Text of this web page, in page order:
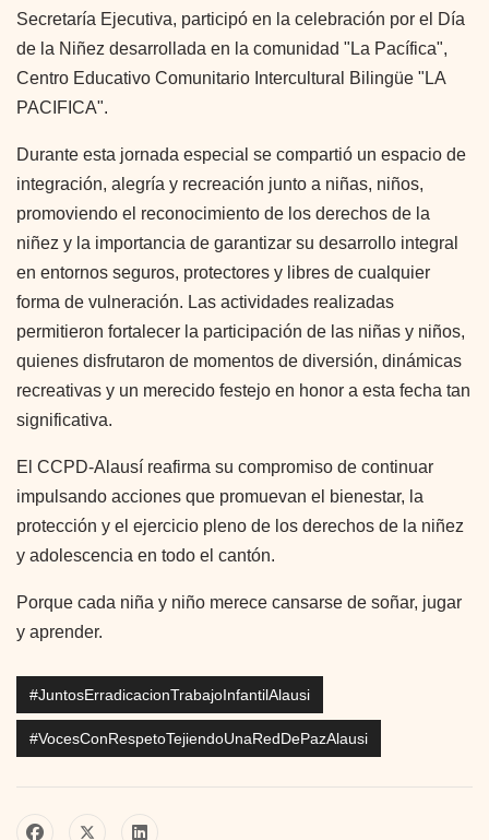
Secretaría Ejecutiva, participó en la celebración por el Día
de la Niñez desarrollada en la comunidad "La Pacífica",
Centro Educativo Comunitario Intercultural Bilingüe "LA
PACIFICA".
Durante esta jornada especial se compartió un espacio de
integración, alegría y recreación junto a niñas, niños,
promoviendo el reconocimiento de los derechos de la
niñez y la importancia de garantizar su desarrollo integral
en entornos seguros, protectores y libres de cualquier
forma de vulneración. Las actividades realizadas
permitieron fortalecer la participación de las niñas y niños,
quienes disfrutaron de momentos de diversión, dinámicas
recreativas y un merecido festejo en honor a esta fecha tan
significativa.
El CCPD-Alausí reafirma su compromiso de continuar
impulsando acciones que promuevan el bienestar, la
protección y el ejercicio pleno de los derechos de la niñez
y adolescencia en todo el cantón.
Porque cada niña y niño merece cansarse de soñar, jugar
y aprender.
#JuntosErradicacionTrabajoInfantilAlausi
#VocesConRespetoTejiendoUnaRedDePazAlausi